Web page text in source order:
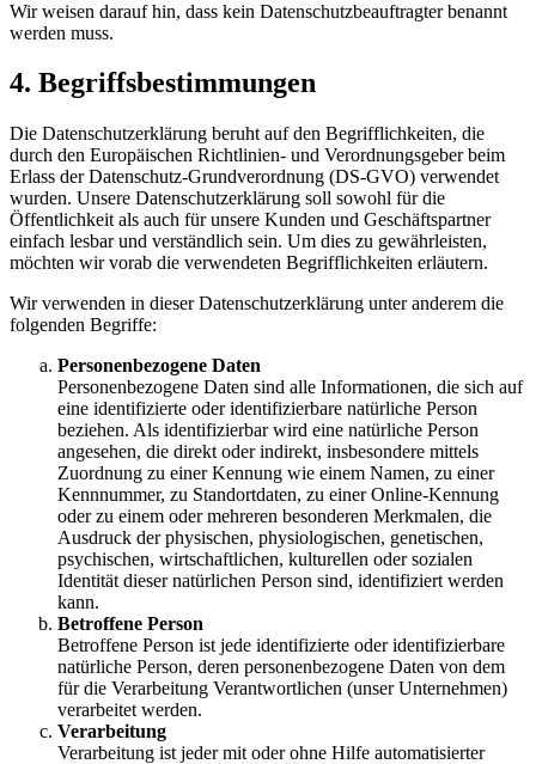
Wir weisen darauf hin, dass kein Datenschutzbeauftragter benannt
werden muss.
4. Begriffsbestimmungen
Die Datenschutzerklärung beruht auf den Begrifflichkeiten, die
durch den Europäischen Richtlinien- und Verordnungsgeber beim
Erlass der Datenschutz-Grundverordnung (DS-GVO) verwendet
wurden. Unsere Datenschutzerklärung soll sowohl für die
Öffentlichkeit als auch für unsere Kunden und Geschäftspartner
einfach lesbar und verständlich sein. Um dies zu gewährleisten,
möchten wir vorab die verwendeten Begrifflichkeiten erläutern.
Wir verwenden in dieser Datenschutzerklärung unter anderem die
folgenden Begriffe:
Personenbezogene Daten
Personenbezogene Daten sind alle Informationen, die sich auf
eine identifizierte oder identifizierbare natürliche Person
beziehen. Als identifizierbar wird eine natürliche Person
angesehen, die direkt oder indirekt, insbesondere mittels
Zuordnung zu einer Kennung wie einem Namen, zu einer
Kennnummer, zu Standortdaten, zu einer Online-Kennung
oder zu einem oder mehreren besonderen Merkmalen, die
Ausdruck der physischen, physiologischen, genetischen,
psychischen, wirtschaftlichen, kulturellen oder sozialen
Identität dieser natürlichen Person sind, identifiziert werden
kann.
Betroffene Person
Betroffene Person ist jede identifizierte oder identifizierbare
natürliche Person, deren personenbezogene Daten von dem
für die Verarbeitung Verantwortlichen (unser Unternehmen)
verarbeitet werden.
Verarbeitung
Verarbeitung ist jeder mit oder ohne Hilfe automatisierter